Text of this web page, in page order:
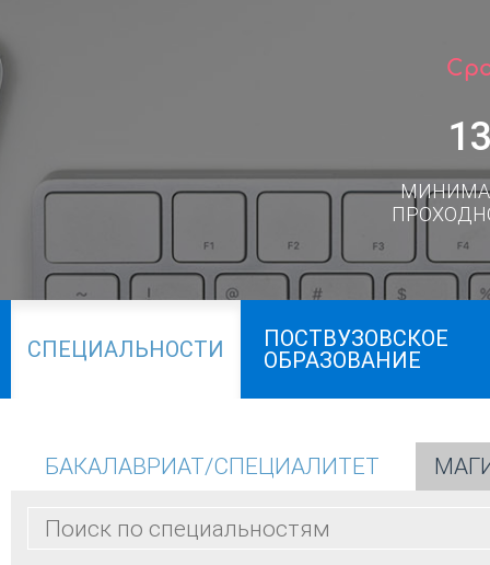
СПЕЦИАЛЬНОСТИ
ПОСТВУЗОВСКОЕ
ОБРАЗОВАНИЕ
БАКАЛАВРИАТ/СПЕЦИАЛИТЕТ